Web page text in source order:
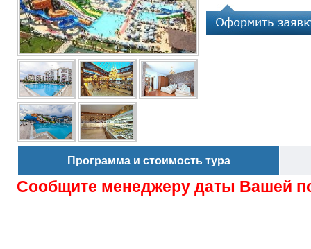
Программа и стоимость тура
Сообщите менеджеру даты Вашей